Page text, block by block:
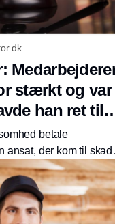
stærkt og var
han ret til
betale
ansat, der kom til
grund af for høj